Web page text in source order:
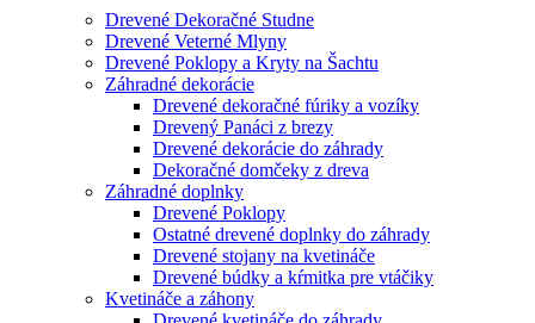
Drevené Dekoračné Studne
Drevené Veterné Mlyny
Drevené Poklopy a Kryty na Šachtu
Záhradné dekorácie
Drevené dekoračné fúriky a vozíky
Drevený Panáci z brezy
Drevené dekorácie do záhrady
Dekoračné domčeky z dreva
Záhradné doplnky
Drevené Poklopy
Ostatné drevené doplnky do záhrady
Drevené stojany na kvetináče
Drevené búdky a kŕmitka pre vtáčiky
Kvetináče a záhony